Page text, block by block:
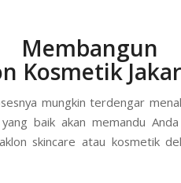
Kosmetik
mungkin terdengar
baik akan memandu
skincare atau kosmetik